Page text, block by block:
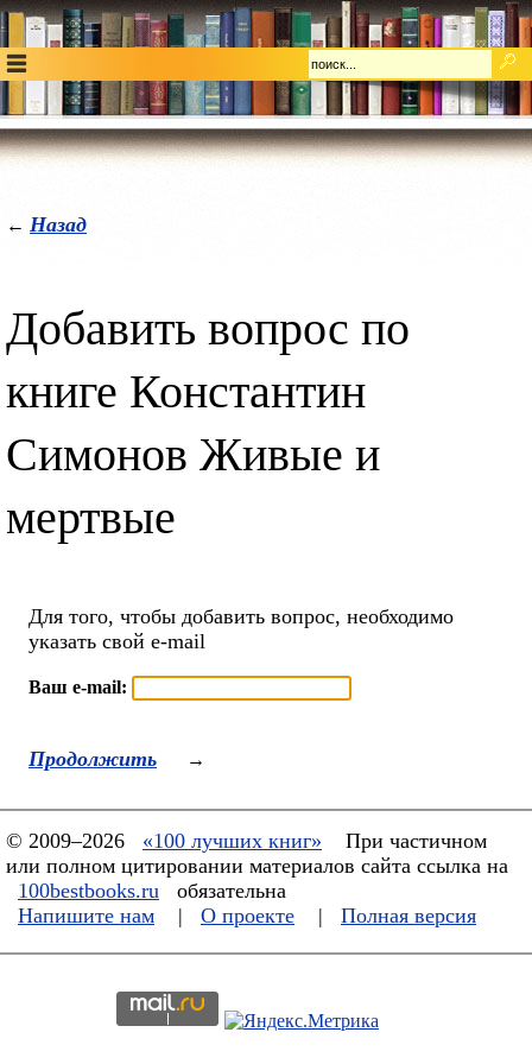
← Назад
Добавить вопрос по
книге Константин
Симонов Живые и
мертвые
Для того, чтобы добавить вопрос, необходимо
указать свой e-mail
Ваш e-mail:
Продолжить →
© 2009–2026 «100 лучших книг»
При частичном
или полном цитировании материалов сайта ссылка на
100bestbooks.ru
обязательна
Напишите нам
| О проекте | Полная версия